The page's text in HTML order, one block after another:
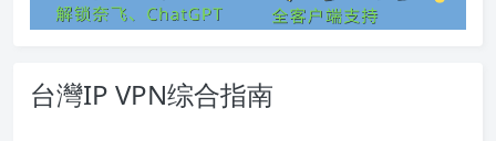
台灣IP VPN综合指南